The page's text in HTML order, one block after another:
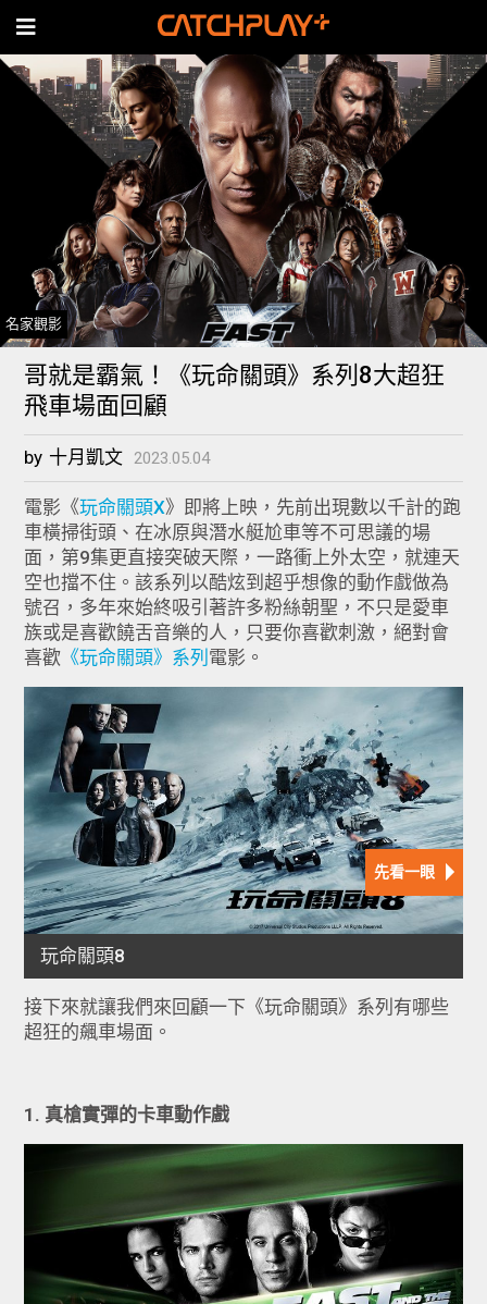
名家觀影
哥就是霸氣！《玩命關頭》系列8大超狂
飛車場面回顧
by 十月凱文 2023.05.04
電影《玩命關頭X》即將上映，先前出現數以千計的跑
車橫掃街頭、在冰原與潛水艇尬車等不可思議的場
面，第9集更直接突破天際，一路衝上外太空，就連天
空也擋不住。該系列以酷炫到超乎想像的動作戲做為
號召，多年來始終吸引著許多粉絲朝聖，不只是愛車
族或是喜歡饒舌音樂的人，只要你喜歡刺激，絕對會
喜歡 《玩命關頭》系列 電影。
接下來就讓我們來回顧一下《玩命關頭》系列有哪些
超狂的飆車場面。
1. 真槍實彈的卡車動作戲